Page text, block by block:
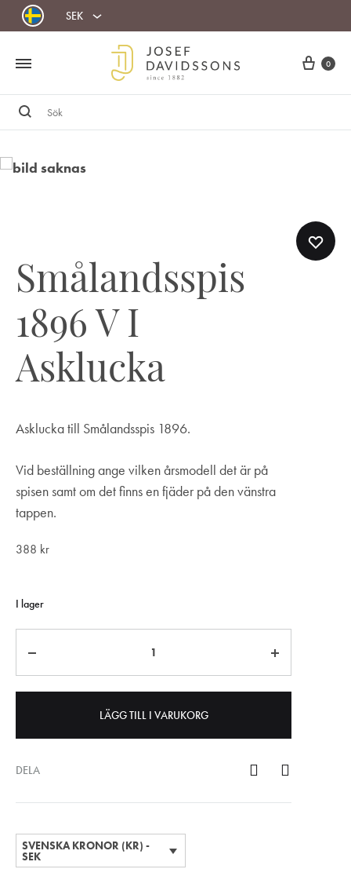
SEK
Cart
0
Sök
Smålandsspis
1896 V I
Asklucka
Asklucka till Smålandsspis 1896.
Vid beställning ange vilken årsmodell det är på
spisen samt om det finns en fjäder på den vänstra
tappen.
388 kr
I lager
LÄGG TILL I VARUKORG
DELA
SVENSKA KRONOR (KR) -
SEK